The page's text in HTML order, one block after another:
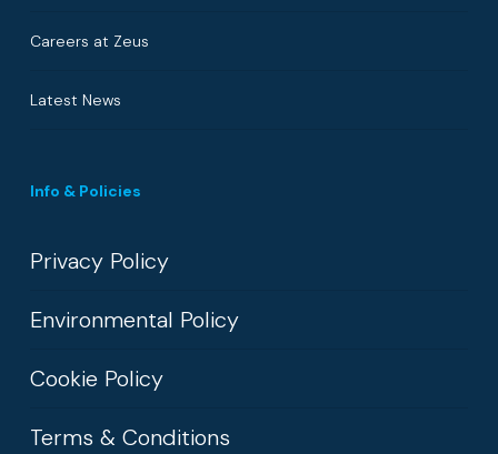
Careers at Zeus
Latest News
Info & Policies
Privacy Policy
Environmental Policy
Cookie Policy
Terms & Conditions